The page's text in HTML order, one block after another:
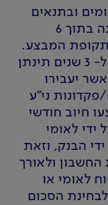
ובתנאים
שיקבעו על ידי הבנק, וזאת לראשונה בתוך 6
תקופת המבצע.
בנוסף, הטבת פטור מעמלות עו"ש ל- 3 שנים תינתן
יעבירו
ני"ע
חיוב חודשי
ידי לאומי
הבנק, וזאת
החשבון ולאורך
לאומי או
הסכום